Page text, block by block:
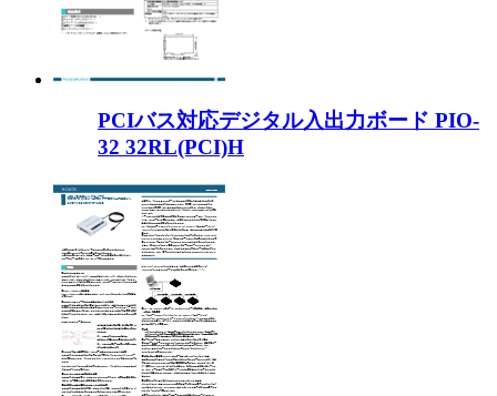
PCIバス対応デジタル入出力ボード PIO-
32 32RL(PCI)H